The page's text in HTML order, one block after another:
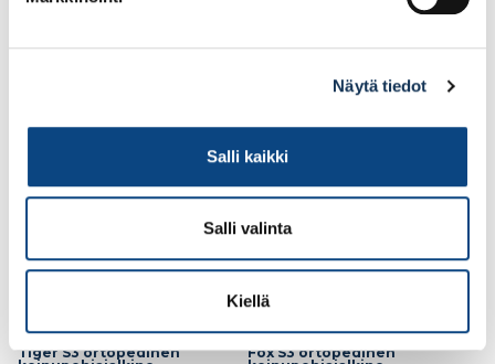
Näytä tiedot
Salli kaikki
Salli valinta
Kiellä
Lisää tilauskoriin Lisää tilauskoriin
Turvajalkine Giasco
Tiger S3 ortopedinen
Turvajalkine Giasco
Fox S3 ortopedinen